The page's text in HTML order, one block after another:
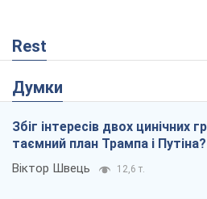
Rest
Думки
Збіг інтересів двох цинічних
таємний план Трампа і Путіна?
Віктор Швець 12,6 т.